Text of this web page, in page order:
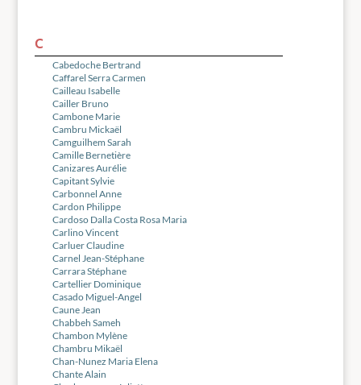
C
Cabedoche Bertrand
Caffarel Serra Carmen
Cailleau Isabelle
Cailler Bruno
Cambone Marie
Cambru Mickaël
Camguilhem Sarah
Camille Bernetière
Canizares Aurélie
Capitant Sylvie
Carbonnel Anne
Cardon Philippe
Cardoso Dalla Costa Rosa Maria
Carlino Vincent
Carluer Claudine
Carnel Jean-Stéphane
Carrara Stéphane
Cartellier Dominique
Casado Miguel-Angel
Caune Jean
Chabbeh Sameh
Chambon Mylène
Chambru Mikaël
Chan-Nunez Maria Elena
Chante Alain